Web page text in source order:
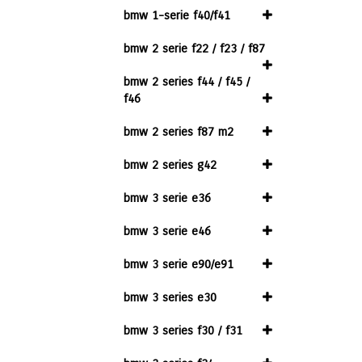
bmw 1-serie f40/f41
bmw 2 serie f22 / f23 / f87
bmw 2 series f44 / f45 /
f46
bmw 2 series f87 m2
bmw 2 series g42
bmw 3 serie e36
bmw 3 serie e46
bmw 3 serie e90/e91
bmw 3 series e30
bmw 3 series f30 / f31